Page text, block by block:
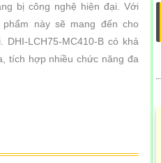
bị công nghệ hiện đại. Với
này sẽ mang đến cho
LCH75-MC410-B có khả
tích hợp nhiều chức năng đa